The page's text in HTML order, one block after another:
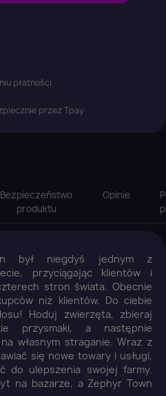
płatności
przez Tpay
Bezpieczeństwo
produktu
Opinie
był niegdyś jednym z
przyciągając klientów i
stron świata. Obecnie
niż klientów. Do ciebie
Hoduj zwierzęta, zbieraj
przysmaki, a następnie
własnym straganie. Wraz z
się nowe towary i usługi,
do ulepszenia swojej farmy.
na bazarze, a Zephyr Town